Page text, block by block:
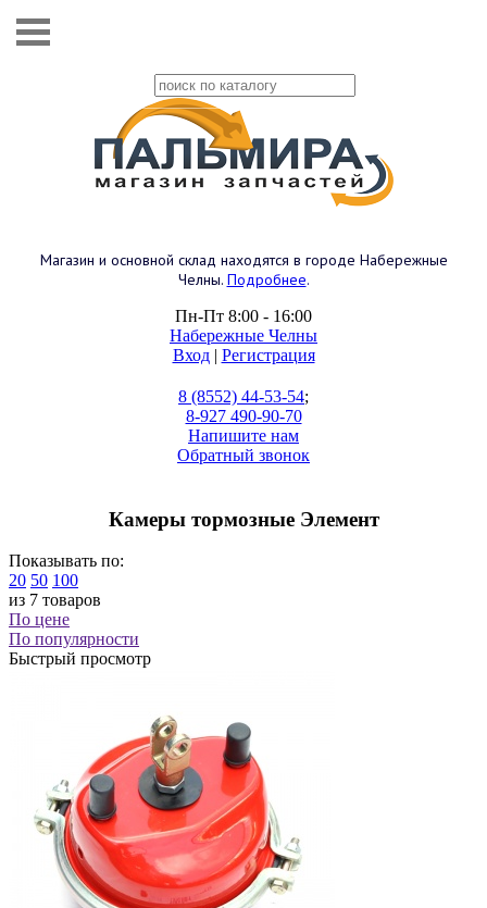
Магазин и основной склад находятся в городе Набережные
Челны. Подробнее.
Пн-Пт 8:00 - 16:00
Набережные Челны
Вход| Регистрация
8 (8552) 44-53-54;
8-927 490-90-70
Напишите нам
Обратный звонок
Камеры тормозные Элемент
Показывать по:
20 50 100
из 7 товаров
По цене
По популярности
Быстрый просмотр